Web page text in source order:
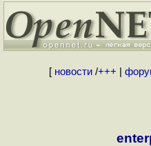
[ новости/+++